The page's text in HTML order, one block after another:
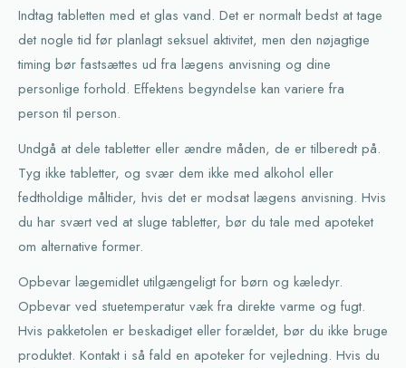
Indtag tabletten med et glas vand. Det er normalt bedst at tage
det nogle tid før planlagt seksuel aktivitet, men den nøjagtige
timing bør fastsættes ud fra lægens anvisning og dine
personlige forhold. Effektens begyndelse kan variere fra
person til person.
Undgå at dele tabletter eller ændre måden, de er tilberedt på.
Tyg ikke tabletter, og svær dem ikke med alkohol eller
fedtholdige måltider, hvis det er modsat lægens anvisning. Hvis
du har svært ved at sluge tabletter, bør du tale med apoteket
om alternative former.
Opbevar lægemidlet utilgængeligt for børn og kæledyr.
Opbevar ved stuetemperatur væk fra direkte varme og fugt.
Hvis pakketolen er beskadiget eller forældet, bør du ikke bruge
produktet. Kontakt i så fald en apoteker for vejledning. Hvis du